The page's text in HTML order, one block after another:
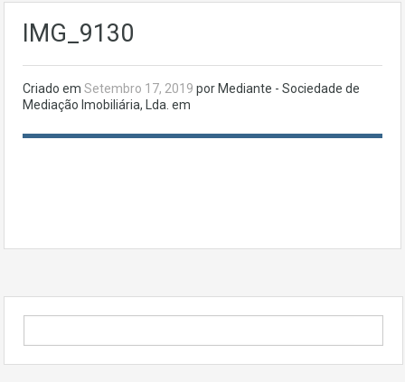
IMG_9130
Criado em Setembro 17, 2019 por Mediante - Sociedade de
Mediação Imobiliária, Lda. em